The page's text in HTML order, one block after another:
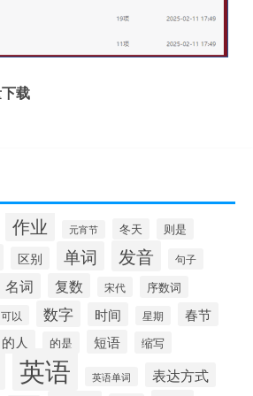
载
作业 元宵节 冬天
则是
区别 单词 发音 句子
名词 复数 宋代
序数词
以 数字 时间 星期 春节
的人 的是 短语 缩写
英语 英语单词 表达方式